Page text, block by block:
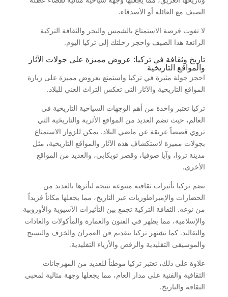
الصيف مع العائلة أو الأصدقاء.
لا تفوت فرصة الاستمتاع بالشمس والبحر والثقافة التركية
الرائعة هذا الصيف واحجز رحلتك إلى تركيا اليوم.
تاريخ وثقافة في تركيا: عروض مميزة على جولات الآثار
والمواقع التاريخية
احجز جولة مثيرة في تركيا واستمتع بعروض مميزة على زيارة
المواقع التاريخية والآثار التي تعكس التراث الغني للبلاد.
تركيا تعتبر واحدة من أهم الوجهات السياحية التاريخية في
العالم، حيث تضم العديد من المواقع الأثرية والتاريخية التي
تروي قصصاً عريقة عن ماضي البلاد. يمكن للزوار الاستمتاع
بجولات مميزة لاستكشاف هذه الآثار والمواقع التاريخية، مثل
مدينة تروا، وآيا صوفيا، وقصر توبكابي، والعديد من المواقع
الأخرى.
تضم تركيا تأثيرات ثقافية متنوعة نتيجة لتأثرها بالعديد من
الحضارات والإمبراطوريات عبر التاريخ، مما يجعلها مكاناً فريداً
من نوعه. الثقافة التركية تجمع بين التأثيرات الآسيوية والأوروبية
والإسلامية، مما يظهر في الفنون والعمارة والمأكولات والعادات
والتقاليد. كما تشتهر تركيا بتقديم فن العمران والخزف والنسيج
والموسيقى التقليدية والرقص والأزياء التقليدية.
علاوة على ذلك، تعتبر تركيا موطناً للعديد من المهرجانات
الثقافية والفنية على مدار العام، مما يجعلها وجهة مثالية لمحبي
الثقافة والتاريخ.